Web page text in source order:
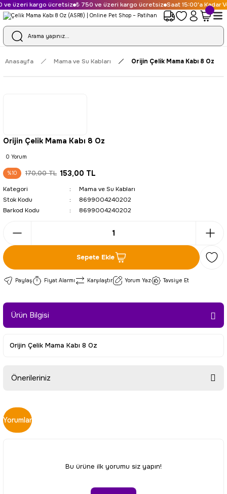
üzeri kargo ücretsiz ₺ 750 ve üzeri kargo ücretsiz Saat 15:00'a Kadar
Anasayfa Mama ve Su Kabları Orijin Çelik Mama Kabı 8 Oz
Orijin Çelik Mama Kabı 8 Oz
0 Yorum
%10 170,00 TL 153,00 TL
Kategori
Mama ve Su Kabları
Stok Kodu
8699004240202
Barkod Kodu
8699004240202
Sepete Ekle
Paylaş Fiyat Alarmı Karşılaştır Yorum Yaz Tavsiye Et
Ürün Bilgisi
Orijin Çelik Mama Kabı 8 Oz
Önerileriniz
Bu ürünün fiyat bilgisi, resim, ürün açıklamalarında ve diğer
konularda yetersiz gördüğünüz noktaları öneri formunu
kullanarak tarafımıza iletebilirsiniz.
Ürün resmi kalitesiz, bozuk veya görüntülenemiyor.
Yorumlar
Bu ürüne ilk yorumu siz yapın!